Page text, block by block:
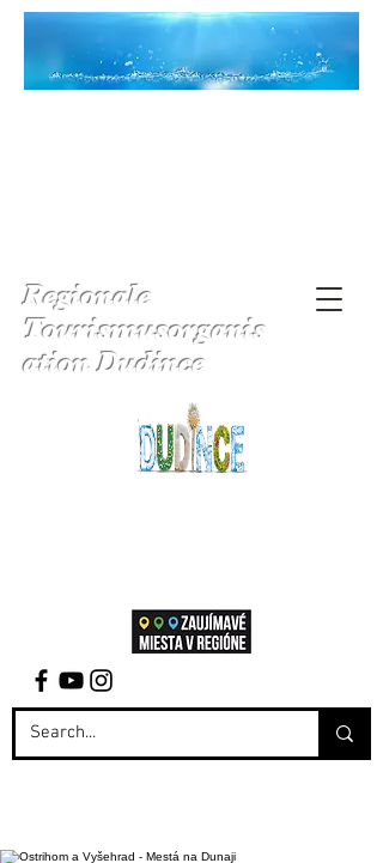
Regionale
Tourismusorganis
ation Dudince